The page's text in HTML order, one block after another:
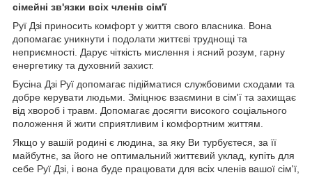
сімейні зв'язки всіх членів сім'ї
Руї Дзі приносить комфорт у життя свого власника. Вона
допомагає уникнути і подолати життєві труднощі та
неприємності. Дарує чіткість мислення і ясний розум, гарну
енергетику та духовний захист.
Бусіна Дзі Руї допомагає підійматися службовими сходами та
добре керувати людьми. Зміцнює взаємини в сім'ї та захищає
від хвороб і травм. Допомагає досягти високого соціального
положення й жити сприятливим і комфортним життям.
Якщо у вашій родині є людина, за яку Ви турбуєтеся, за її
майбутнє, за його не оптимальний життєвий уклад, купіть для
себе Руї Дзі, і вона буде працювати для всіх членів вашої сім'ї,